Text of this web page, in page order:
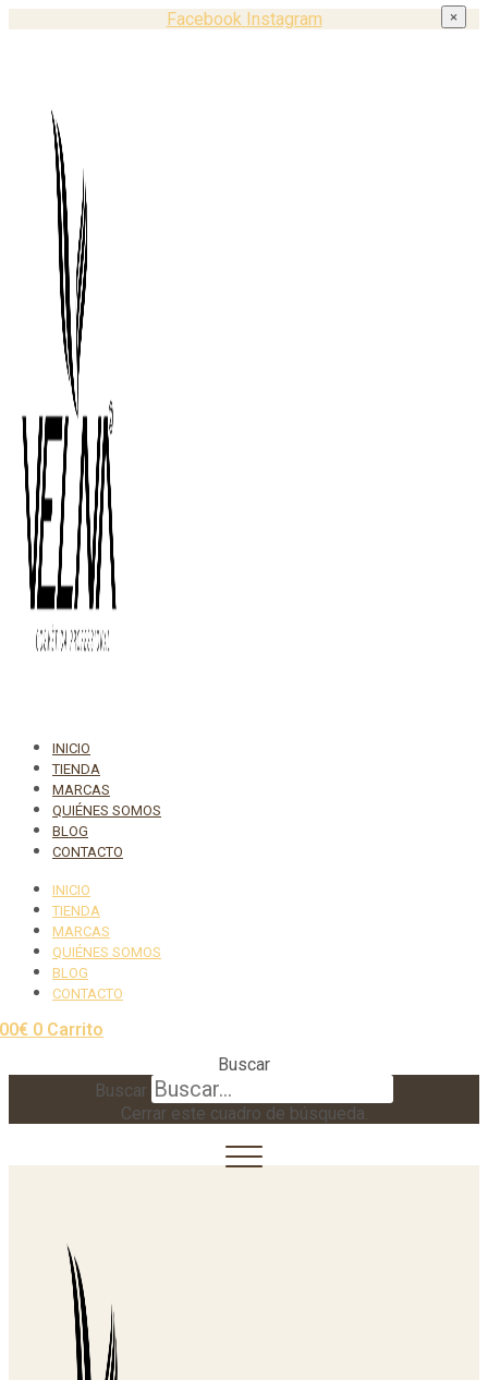
Facebook Instagram
INICIO
TIENDA
MARCAS
QUIÉNES SOMOS
BLOG
CONTACTO
INICIO
TIENDA
MARCAS
QUIÉNES SOMOS
BLOG
CONTACTO
€ 0 Carrito
Buscar
Buscar
Cerrar este cuadro de búsqueda.
×